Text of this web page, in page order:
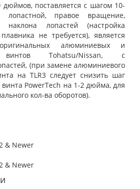
дюймов, поставляется с шагом 10-
правое вращение,
наклона лопастей (настройка
не требуется), является
алюминиевых и
винтов Tohatsu/Nissan, с
(при замене алюминиевого
на TLR3 следует снизить шаг
винта PowerTech на 1-2 дюйма, для
кол-ва оборотов).
& Newer
& Newer